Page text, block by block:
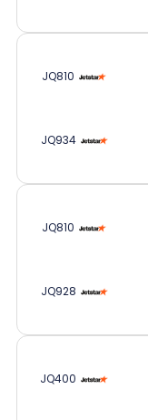
JQ810
JQ934
JQ810
JQ928
JQ400